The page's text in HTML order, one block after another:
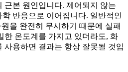
근본 원인입니다. 제어되지 않는
반응으로 이어집니다. 일반적인
을 완전히 무시하기 때문에 실패
한 온도계를 가지고 있더라도, 화
사용하면 결과는 항상 잘못될 것입